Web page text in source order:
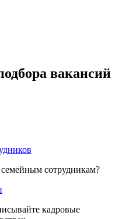
вакансий
сотрудникам?
кадровые